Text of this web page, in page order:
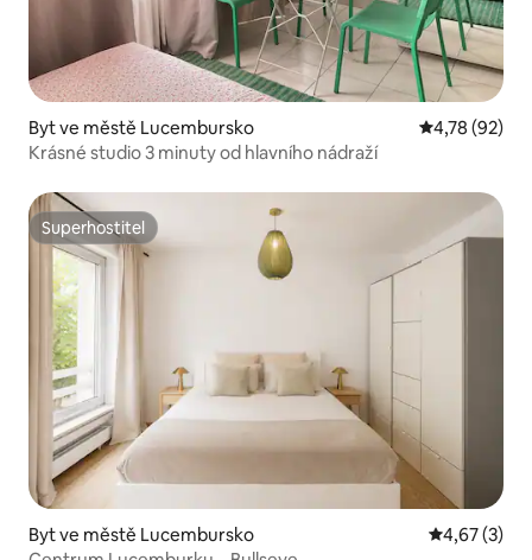
Byt ve městě Lucembursko Průměrné
4,78 (92)
Krásné studio 3 minuty od hlavního nádraží
Superhostitel
Superhostitel
Byt ve městě Lucembursko Průměrné
4,67 (3)